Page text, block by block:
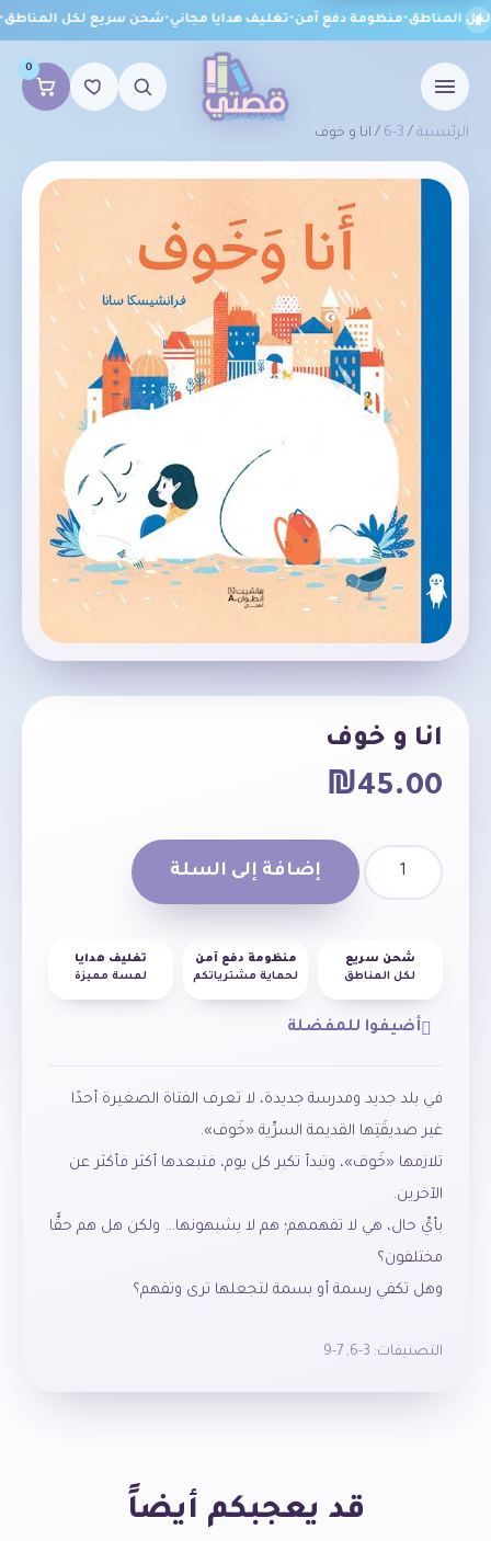
المناطق•منظومة دفع آمن•تغليف هدايا مجاني•شحن سريع لكل المناطق•
0
الرئيسية /
3-6 / انا و خوف
انا و خوف
₪45.00
إضافة إلى السلة
شحن سريع
لكل المناطق
منظومة دفع آمن
لحماية مشترياتكم
تغليف هدايا
لمسة مميزة
أضيفوا للمفضلة
في بلد جديد ومدرسة جديدة، لا تعرف الفتاة الصغيرة أحدًا
غير صديقَتِها القديمة السرِّية «خَوف».
تلازمها «خَوف»، وتبدأ تكبر كل يوم، فتبعدها أكثر فأكثر عن
الآخرين.
بأيِّ حال، هي لا تفهمهم؛ هم لا يشبهونها… ولكن هل هم حقًّا
مختلفون؟
وهل تكفي رسمة أو بسمة لتجعلها ترى وتفهم؟
التصنيفات: 3-6
,
7-9
قد يعجبكم أيضاً